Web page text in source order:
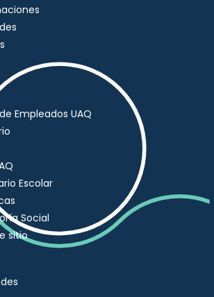
Empleados UAQ
Escolar
Social
sitio